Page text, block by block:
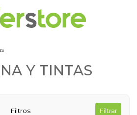
Y TINTAS
Filtros Filtrar